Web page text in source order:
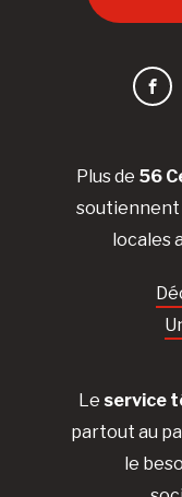
Plus de 56
soutiennent
locales
Le service
partout au
le